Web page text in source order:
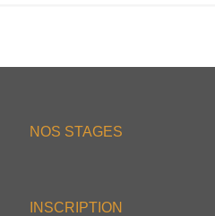
NOS STAGES
INSCRIPTION